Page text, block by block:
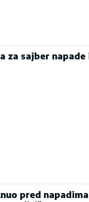
za sajber
pred